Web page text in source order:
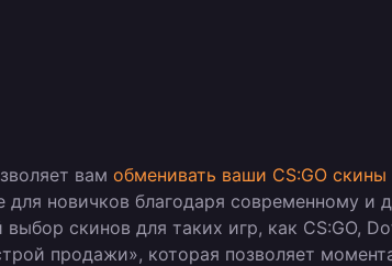
вам обменивать ваши CS:GO скины
для новичков благодаря современному и
скинов для таких игр, как CS:GO,
продажи», которая позволяет